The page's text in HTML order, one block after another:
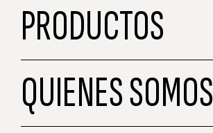
PRODUCTOS
QUIENES SOMOS